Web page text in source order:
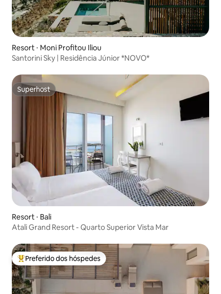
Resort ⋅ Moni Profitou Iliou
Santorini Sky | Residência Júnior *NOVO*
Superhost
Superhost
Resort ⋅ Bali
Atali Grand Resort - Quarto Superior Vista Mar
Entre os melhores preferidos dos hóspedes
Preferido dos hóspedes